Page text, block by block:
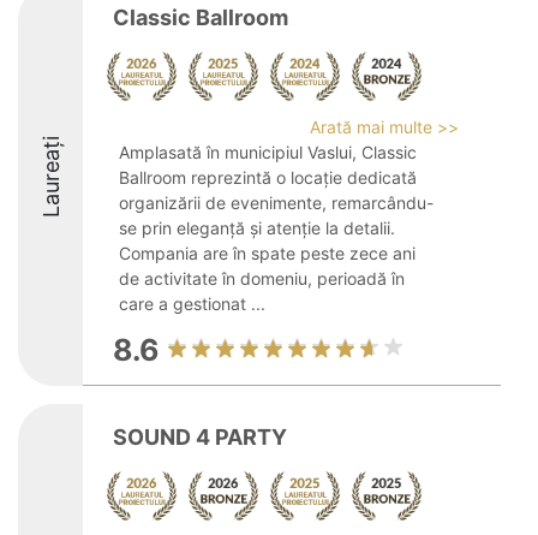
Laureați
Classic Ballroom
Arată mai multe >>
Amplasată în municipiul Vaslui, Classic
Ballroom reprezintă o locație dedicată
organizării de evenimente, remarcându-
se prin eleganță și atenție la detalii.
Compania are în spate peste zece ani
de activitate în domeniu, perioadă în
care a gestionat ...
8.6
SOUND 4 PARTY